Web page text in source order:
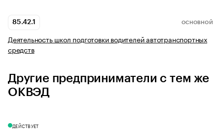
85.42.1 ОСНОВНОЙ
Деятельность школ подготовки водителей автотранспортных
средств
Другие предприниматели с тем же
ОКВЭД
ДЕЙСТВУЕТ